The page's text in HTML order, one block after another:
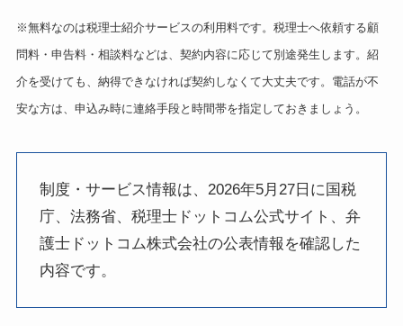
※無料なのは税理士紹介サービスの利用料です。税理士へ依頼する顧
問料・申告料・相談料などは、契約内容に応じて別途発生します。紹
介を受けても、納得できなければ契約しなくて大丈夫です。電話が不
安な方は、申込み時に連絡手段と時間帯を指定しておきましょう。
制度・サービス情報は、2026年5月27日に国税
庁、法務省、税理士ドットコム公式サイト、弁
護士ドットコム株式会社の公表情報を確認した
内容です。